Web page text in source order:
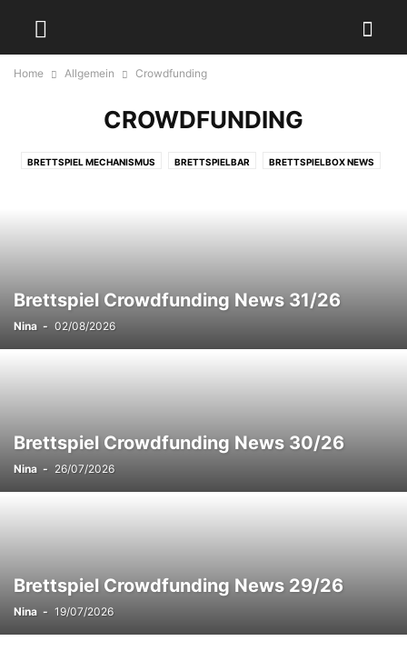
Home Allgemein Crowdfunding
CROWDFUNDING
BRETTSPIEL MECHANISMUS BRETTSPIELBAR BRETTSPIELBOX NEWS
Brettspiel Crowdfunding News 31/26
Nina - 02/08/2026
Brettspiel Crowdfunding News 30/26
Nina - 26/07/2026
Brettspiel Crowdfunding News 29/26
Nina - 19/07/2026